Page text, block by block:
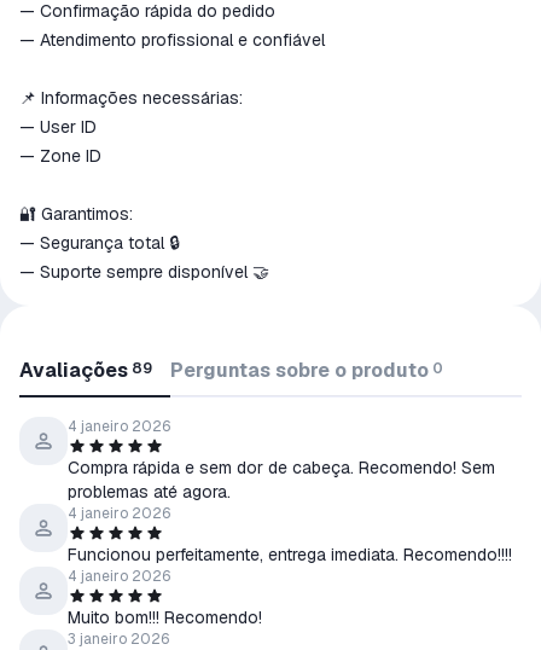
— Confirmação rápida do pedido
— Atendimento profissional e confiável
📌 Informações necessárias:
— User ID
— Zone ID
🔐 Garantimos:
— Segurança total 🔒
— Suporte sempre disponível 🤝
Avaliações 89 Perguntas sobre o produto 0
4 janeiro 2026
Compra rápida e sem dor de cabeça. Recomendo! Sem
problemas até agora.
4 janeiro 2026
Funcionou perfeitamente, entrega imediata. Recomendo!!!!
4 janeiro 2026
Muito bom!!! Recomendo!
3 janeiro 2026